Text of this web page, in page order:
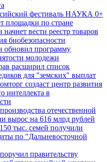
фестиваль НАУКА 0+
площадки по стране
вести реестр товаров
биобезопасности
программу
молодежи
расширил список
для "земских" выплат
создаст центр развития
интеллекта в
отечественной
вырос на 616 млрд рублей
тыс. семей получили
по "Дальневосточной
правительству